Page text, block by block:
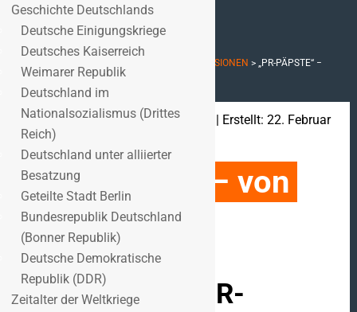
BUCHREZENSIONEN > „PR-PÄPSTE“ −
VON PEER HEINELT
Geschrieben von: Wigbert Benz
| Erstellt: 22. Februar
2006
„PR-Päpste“ − von
Peer Heinelt
Peer Heinelt: „PR-
Geschichte Deutschlands
Deutsche Einigungskriege
Deutsches Kaiserreich
Weimarer Republik
Deutschland im
Nationalsozialismus (Drittes
Reich)
Deutschland unter alliierter
Besatzung
Geteilte Stadt Berlin
Bundesrepublik Deutschland
(Bonner Republik)
Deutsche Demokratische
Republik (DDR)
Zeitalter der Weltkriege